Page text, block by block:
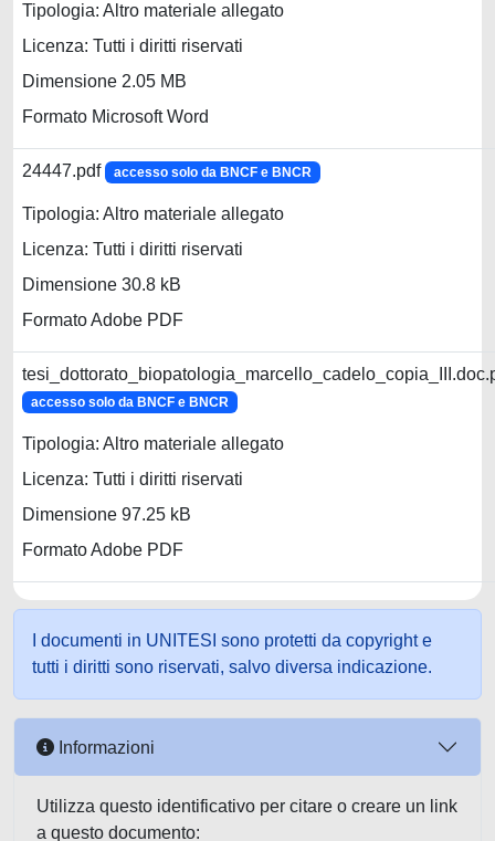
Tipologia: Altro materiale allegato
Licenza: Tutti i diritti riservati
Dimensione 2.05 MB
Formato Microsoft Word
24447.pdf accesso solo da BNCF e BNCR
Tipologia: Altro materiale allegato
Licenza: Tutti i diritti riservati
Dimensione 30.8 kB
Formato Adobe PDF
accesso solo da BNCF e BNCR
Tipologia: Altro materiale allegato
Licenza: Tutti i diritti riservati
Dimensione 97.25 kB
Formato Adobe PDF
I documenti in UNITESI sono protetti da copyright e
tutti i diritti sono riservati, salvo diversa indicazione.
Informazioni
Utilizza questo identificativo per citare o creare un link
a questo documento: